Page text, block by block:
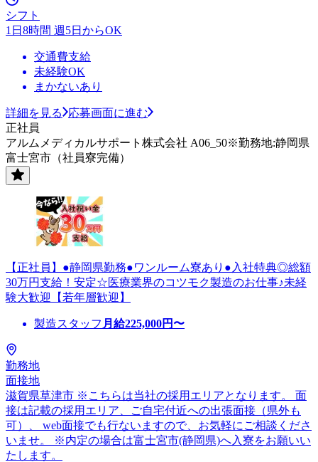
シフト
1日8時間 週5日からOK
交通費支給
未経験OK
まかないあり
詳細を見る
応募画面に進む
正社員
アルムメディカルサポート株式会社 A06_50※勤務地:静岡県
富士宮市（社員寮完備）
【正社員】●静岡県勤務●ワンルーム寮あり●入社特典◎総額
30万円支給！安定☆医療業界のコツモク製造のお仕事♪未経
験大歓迎【若年層歓迎】
製造スタッフ 月給225,000円〜
勤務地
面接地
滋賀県草津市 ※こちらは当社の採用エリアとなります。 面
接は記載の採用エリア、ご自宅付近への出張面接（県外も
可）、 web面接でも行ないますので、お気軽にご相談くださ
いませ。 ※内定の場合は富士宮市(静岡県)へ入寮をお願いい
たします。